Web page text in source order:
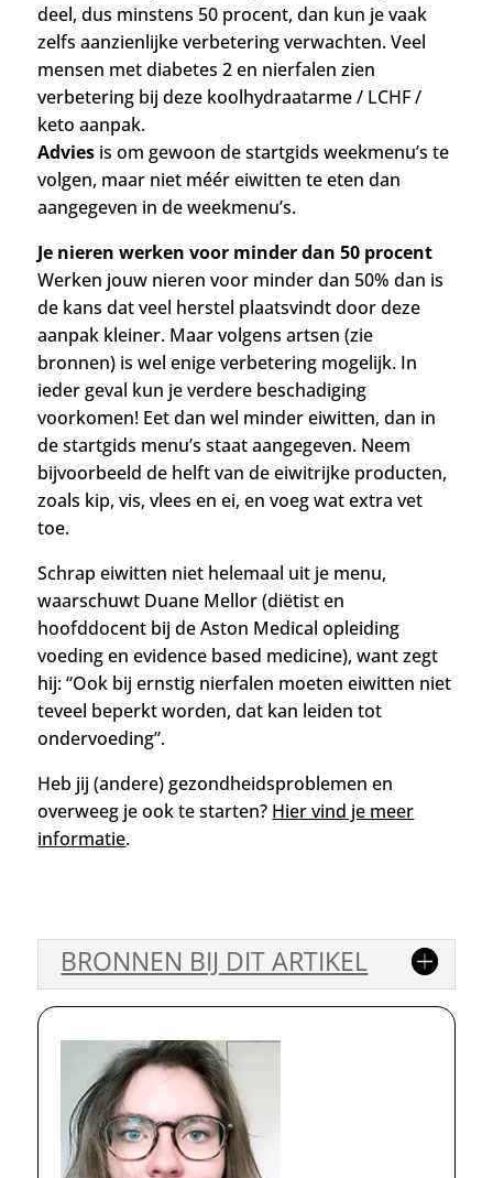
deel, dus minstens 50 procent, dan kun je vaak
zelfs aanzienlijke verbetering verwachten. Veel
mensen met diabetes 2 en nierfalen zien
verbetering bij deze koolhydraatarme / LCHF /
keto aanpak.
Advies is om gewoon de startgids weekmenu’s te
volgen, maar niet méér eiwitten te eten dan
aangegeven in de weekmenu’s.
Je nieren werken voor minder dan 50 procent
Werken jouw nieren voor minder dan 50% dan is
de kans dat veel herstel plaatsvindt door deze
aanpak kleiner. Maar volgens artsen (zie
bronnen) is wel enige verbetering mogelijk. In
ieder geval kun je verdere beschadiging
voorkomen! Eet dan wel minder eiwitten, dan in
de startgids menu’s staat aangegeven. Neem
bijvoorbeeld de helft van de eiwitrijke producten,
zoals kip, vis, vlees en ei, en voeg wat extra vet
toe.
Schrap eiwitten niet helemaal uit je menu,
waarschuwt Duane Mellor (diëtist en
hoofddocent bij de Aston Medical opleiding
voeding en evidence based medicine), want zegt
hij: “Ook bij ernstig nierfalen moeten eiwitten niet
teveel beperkt worden, dat kan leiden tot
ondervoeding”.
Heb jij (andere) gezondheidsproblemen en
overweeg je ook te starten? Hier vind je meer
informatie.
BRONNEN BIJ DIT ARTIKEL